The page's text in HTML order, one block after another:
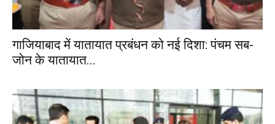
गाजियाबाद में यातायात प्रबंधन को नई दिशा: पंचम सब-
जोन के यातायात...